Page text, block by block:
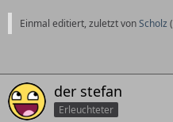
Einmal editiert, zuletzt vonScholz (
der stefan
Erleuchteter